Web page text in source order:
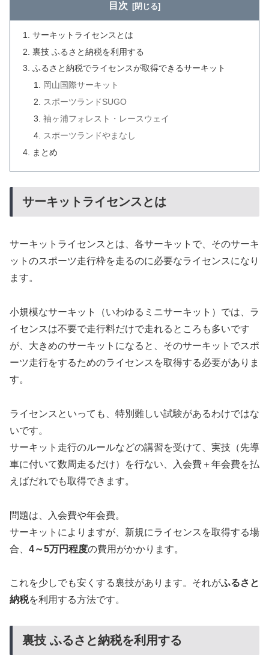
目次
サーキットライセンスとは
裏技 ふるさと納税を利用する
ふるさと納税でライセンスが取得できるサーキット
岡山国際サーキット
スポーツランドSUGO
袖ヶ浦フォレスト・レースウェイ
スポーツランドやまなし
まとめ
サーキットライセンスとは
サーキットライセンスとは、各サーキットで、そのサーキ
ットのスポーツ走行枠を走るのに必要なライセンスになり
ます。
小規模なサーキット（いわゆるミニサーキット）では、ラ
イセンスは不要で走行料だけで走れるところも多いです
が、大きめのサーキットになると、そのサーキットでスポ
ーツ走行をするためのライセンスを取得する必要がありま
す。
ライセンスといっても、特別難しい試験があるわけではな
いです。
サーキット走行のルールなどの講習を受けて、実技（先導
車に付いて数周走るだけ）を行ない、入会費＋年会費を払
えばだれでも取得できます。
問題は、入会費や年会費。
サーキットによりますが、新規にライセンスを取得する場
合、 4～5万円程度の費用がかかります。
これを少しでも安くする裏技があります。それがふるさと
納税を利用する方法です。
裏技 ふるさと納税を利用する